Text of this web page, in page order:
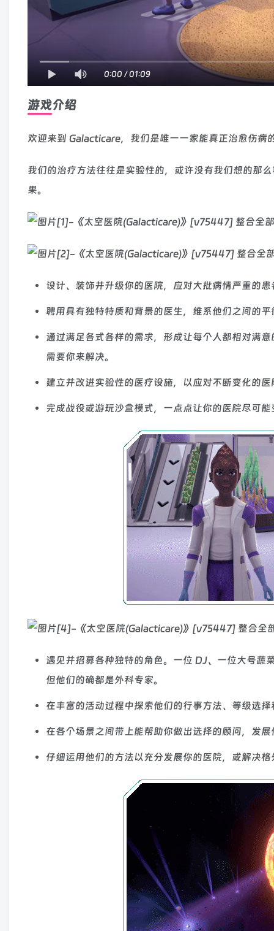
0:00 /01:09
游戏介绍
欢迎来到 Galacticare，我们是唯一一家能真正治愈伤病
我们的治疗方法往往是实验性的，或许没有我们想的那
果。
设计、装饰并升级你的医院，应对大批病情严重的患
聘用具有独特特质和背景的医生，维系他们之间的
通过满足各式各样的需求，形成让每个人都相对满
需要你来解决。
建立并改进实验性的医疗设施，以应对不断变化的
完成战役或游玩沙盒模式，一点点让你的医院尽可
遇见并招募各种独特的角色。一位 DJ、一位大号蔬
但他们的确都是外科专家。
在丰富的活动过程中探索他们的行事方法、等级选择
在各个场景之间带上能帮助你做出选择的顾问，发
仔细运用他们的方法以充分发展你的医院，或解决